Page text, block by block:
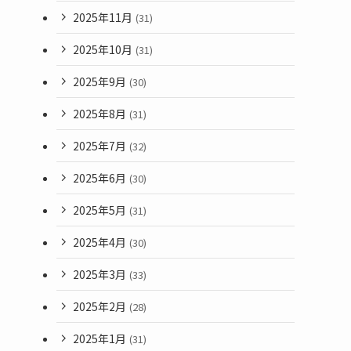
2025年11月 (31)
2025年10月 (31)
2025年9月 (30)
2025年8月 (31)
2025年7月 (32)
2025年6月 (30)
2025年5月 (31)
2025年4月 (30)
2025年3月 (33)
2025年2月 (28)
2025年1月 (31)